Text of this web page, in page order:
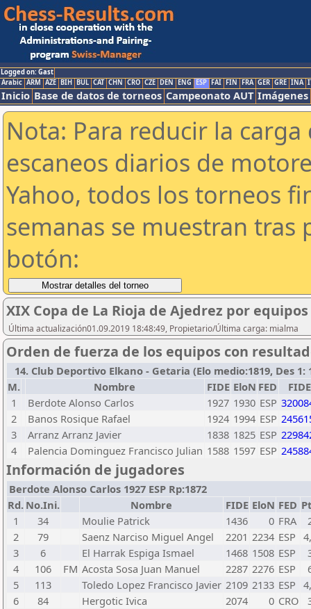
Logged on: Gast
Arabic ARM AZE BIH BUL CAT CHN CRO CZE DEN ENG ESP FAI FIN FRA GER GRE INA
Inicio Base de datos de torneos Campeonato AUT Imágenes
Nota: Para reducir la
escaneos diarios de
Yahoo, todos los torneos
semanas se muestran tras
botón:
XIX Copa de La Rioja de Ajedrez por equipos
Última actualización01.09.2019 18:48:49, Propietario/Última carga: mialma
Orden de fuerza de los equipos con
14. Club Deportivo Elkano - Getaria (Elo medio:1819, Des 1:
M.
Nombre FIDE EloN FED
1
Berdote Alonso Carlos 1927 1930 ESP
2
Banos Rosique Rafael 1924 1994 ESP
3
Arranz Arranz Javier 1838 1825 ESP
4
Palencia Dominguez Francisco Julian 1588 1597 ESP
Información de jugadores
Berdote Alonso Carlos 1927 ESP Rp:1872
Rd. No.Ini. Nombre FIDE EloN FED
1
34 Moulie Patrick 1436 0 FRA
2
79 Saenz Narciso Miguel Angel 2201 2234 ESP
3
6 El Harrak Espiga Ismael 1468 1508 ESP
4
106 FM Acosta Sosa Juan Manuel 2287 2276 ESP
5
113 Toledo Lopez Francisco Javier 2109 2133 ESP
6
84 Hergotic Ivica 2074 0 CRO